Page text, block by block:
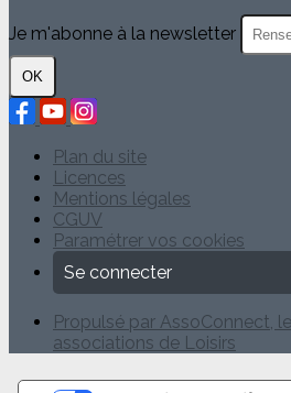
Je m'abonne à la newsletter
OK
Plan du site
Licences
Mentions légales
CGUV
Paramétrer vos cookies
Se connecter
Propulsé par AssoConnect,
associations de Loisirs